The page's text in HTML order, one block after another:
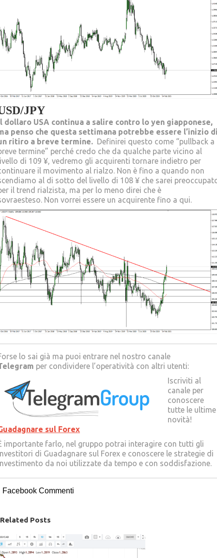
JPY
dollaro USA continua a salire contro lo yen giapponese,
penso che questa settimana potrebbe essere l’inizio
ritiro a breve termine. Definirei questo come “pullback a
termine” perché credo che da qualche parte vicino al
di 109 ¥, vedremo gli acquirenti tornare indietro per
il movimento al rialzo. Non è fino a quando non
al di sotto del livello di 108 ¥ che sarei
il trend rialzista, ma per lo meno direi che è
Non vorrei essere un acquirente fino a qui.
lo sai già ma puoi entrare nel nostro canale
per condividere l’operatività con altri utenti:
Iscriviti al
canale per
conoscere
tutte le ultime
novità!
sul Forex
importante farlo, nel gruppo potrai interagire con tutti gli
di Guadagnare sul Forex e conoscere le strategie di
da noi utilizzate da tempo e con soddisfazione.
Facebook Commenti
Related Posts